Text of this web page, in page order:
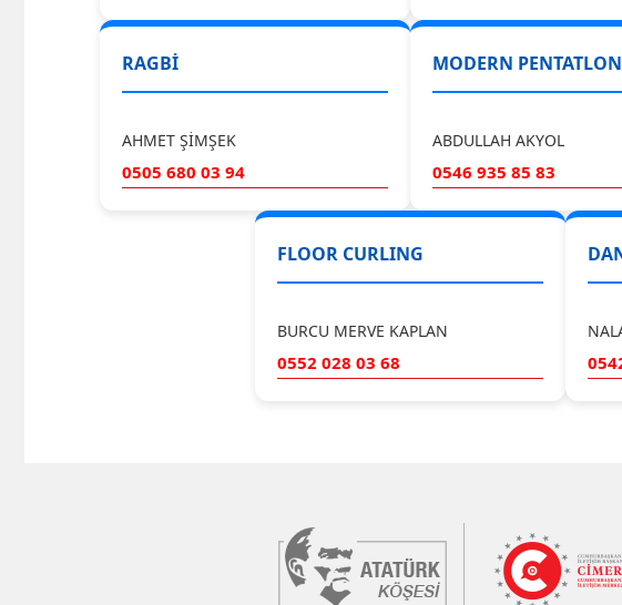
RAGBİ
AHMET ŞİMŞEK
0505 680 03 94
MODERN PENTATLON
ABDULLAH AKYOL
0546 935 85 83
FLOOR CURLING
BURCU MERVE KAPLAN
0552 028 03 68